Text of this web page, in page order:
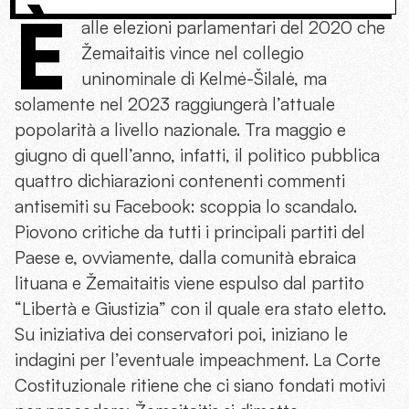
È
alle elezioni parlamentari del 2020 che
Žemaitaitis vince nel collegio
uninominale di Kelmė-Šilalė, ma
solamente nel 2023 raggiungerà l’attuale
popolarità a livello nazionale. Tra maggio e
giugno di quell’anno, infatti, il politico pubblica
quattro dichiarazioni contenenti commenti
antisemiti su Facebook: scoppia lo scandalo.
Piovono critiche da tutti i principali partiti del
Paese e, ovviamente, dalla comunità ebraica
lituana e Žemaitaitis viene espulso dal partito
“Libertà e Giustizia” con il quale era stato eletto.
Su iniziativa dei conservatori poi, iniziano le
indagini per l’eventuale impeachment. La Corte
Costituzionale ritiene che ci siano fondati motivi